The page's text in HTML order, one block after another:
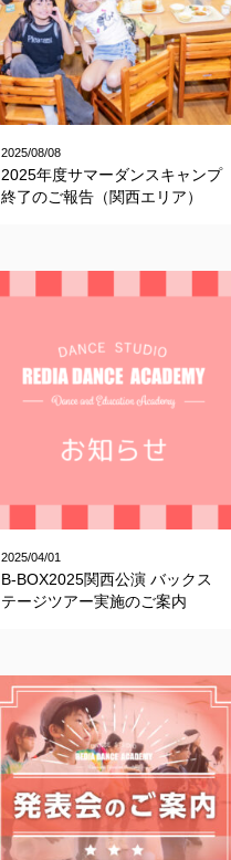
2025/08/08
2025年度サマーダンスキャンプ
終了のご報告（関西エリア）
2025/04/01
B-BOX2025関西公演 バックス
テージツアー実施のご案内